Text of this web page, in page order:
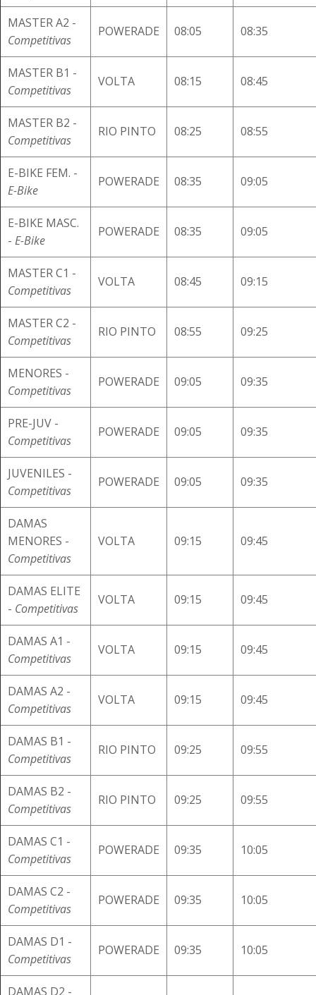
MASTER A2 -
Competitivas
POWERADE 08:05 08:35
MASTER B1 -
Competitivas
VOLTA 08:15 08:45
MASTER B2 -
Competitivas
RIO PINTO 08:25 08:55
E-BIKE FEM. -
E-Bike
POWERADE 08:35 09:05
E-BIKE MASC.
- E-Bike
POWERADE 08:35 09:05
MASTER C1 -
Competitivas
VOLTA 08:45 09:15
MASTER C2 -
Competitivas
RIO PINTO 08:55 09:25
MENORES -
Competitivas
POWERADE 09:05 09:35
PRE-JUV -
Competitivas
POWERADE 09:05 09:35
JUVENILES -
Competitivas
POWERADE 09:05 09:35
DAMAS
MENORES -
Competitivas
VOLTA 09:15 09:45
DAMAS ELITE
- Competitivas
VOLTA 09:15 09:45
DAMAS A1 -
Competitivas
VOLTA 09:15 09:45
DAMAS A2 -
Competitivas
VOLTA 09:15 09:45
DAMAS B1 -
Competitivas
RIO PINTO 09:25 09:55
DAMAS B2 -
Competitivas
RIO PINTO 09:25 09:55
DAMAS C1 -
Competitivas
POWERADE 09:35 10:05
DAMAS C2 -
Competitivas
POWERADE 09:35 10:05
DAMAS D1 -
Competitivas
POWERADE 09:35 10:05
DAMAS D2 -